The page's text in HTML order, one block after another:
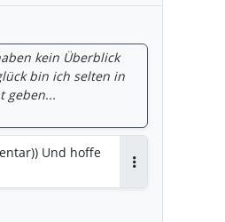
kein Überblick
bin ich selten in
geben...
Und hoffe